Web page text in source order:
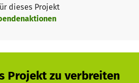
dieses Projekt
Projekt zu verbreiten